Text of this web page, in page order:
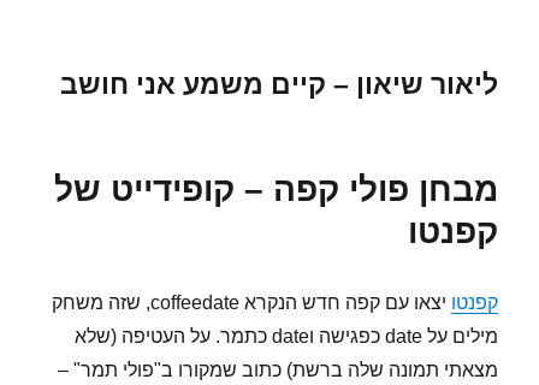
ליאור שיאון – קיים משמע אני חושב
מבחן פולי קפה – קופידייט של
קפנטו
קפנטו
יצאו עם קפה חדש הנקרא coffeedate, שזה משחק
מילים על date כפגישה וdate כתמר. על העטיפה (שלא
מצאתי תמונה שלה ברשת) כתוב שמקורו ב"פולי תמר" –